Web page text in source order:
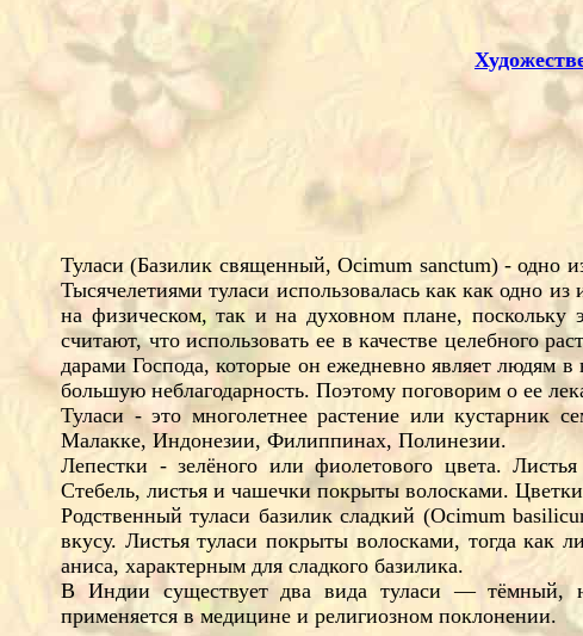
Туласи (Базилик священный, Ocimum sanctum) - одно
Тысячелетиями туласи использовалась как как одно
на физическом, так и на духовном плане,
считают, что использовать ее в качестве целебного
дарами Господа, которые он ежедневно являет людям
большую неблагодарность. Поэтому поговорим о ее
Туласи - это многолетнее растение или кустарник
Малакке, Индонезии, Филиппинах, Полинезии.
Лепестки - зелёного или фиолетового цвета.
Стебель, листья и чашечки покрыты волосками.
Родственный туласи базилик сладкий (Ocimum
вкусу. Листья туласи покрыты волосками, тогда как
аниса, характерным для сладкого базилика.
В Индии существует два вида туласи — тёмный,
применяется в медицине и религиозном поклонении.